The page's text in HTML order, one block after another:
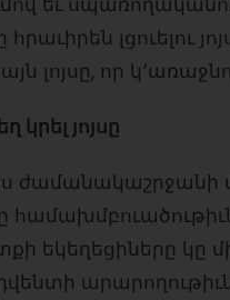
լցուելու
լոյսը, որ
յոյսը
ժամանակաշրջանի
եկեղեցիները կը